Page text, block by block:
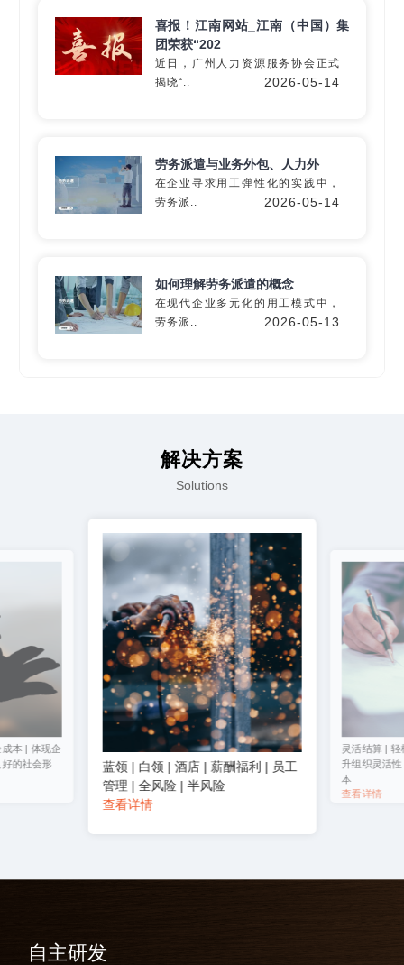
深入60+细分行业
喜报！江南网站_江南（中国）集
团荣获“202
近日，广州人力资源服务协会正式
揭晓“..
2026-05-14
劳务派遣与业务外包、人力外
在企业寻求用工弹性化的实践中，
劳务派..
2026-05-14
如何理解劳务派遣的概念
在现代企业多元化的用工模式中，
劳务派..
2026-05-13
解决方案
Solutions
本 | 体现企
的社会形
蓝领 | 白领 | 酒店 | 薪酬福利 | 员工
管理 | 全风险 | 半风险
查看详情
灵活结算 |
升组织灵活
本
查看详情
自主研发